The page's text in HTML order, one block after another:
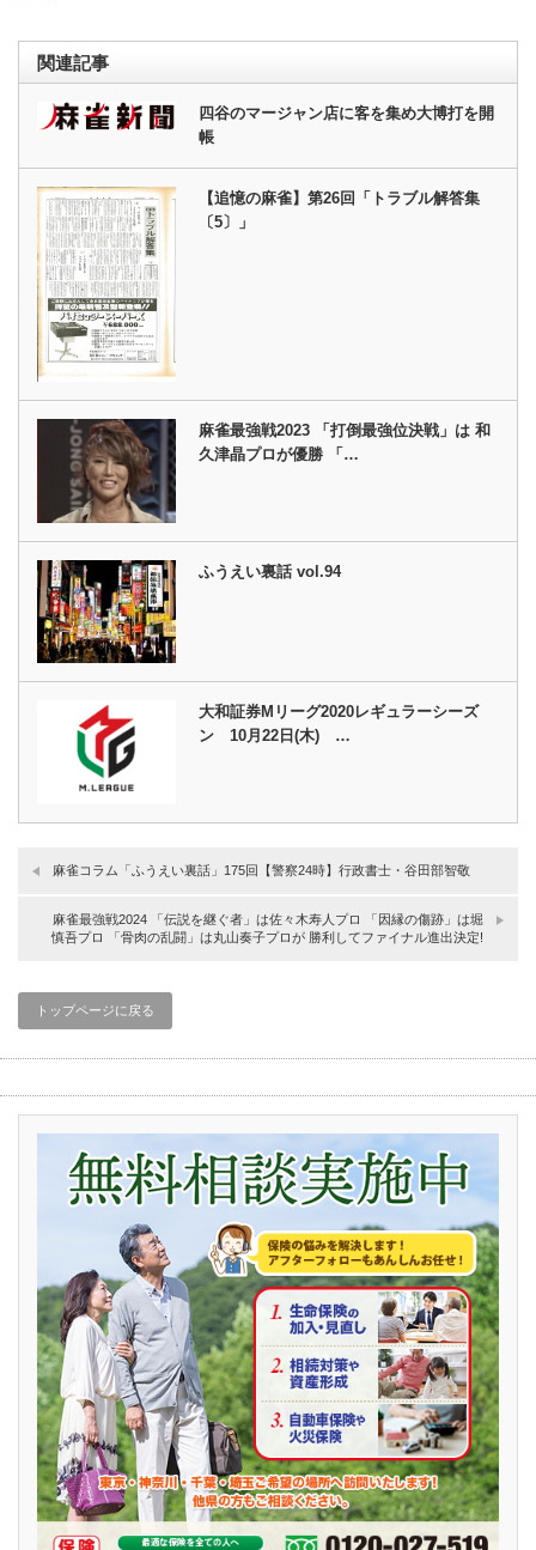
関連記事
四谷のマージャン店に客を集め大博打を開
帳
【追憶の麻雀】第26回「トラブル解答集
〔5〕」
麻雀最強戦2023 「打倒最強位決戦」は 和
久津晶プロが優勝 「…
ふうえい裏話 vol.94
大和証券Mリーグ2020レギュラーシーズ
ン 10月22日(木) …
麻雀コラム「ふうえい裏話」175回【警察24時】行政書士・谷田部智敬
麻雀最強戦2024 「伝説を継ぐ者」は佐々木寿人プロ 「因縁の傷跡」は堀
慎吾プロ 「骨肉の乱闘」は丸山奏子プロが 勝利してファイナル進出決定!
トップページに戻る